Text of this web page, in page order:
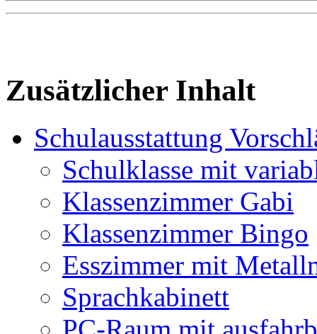
Zusätzlicher Inhalt
Schulausstattung
Schulklasse mit
Klassenzimmer Gabi
Klassenzimmer Bingo
Esszimmer mit
Sprachkabinett